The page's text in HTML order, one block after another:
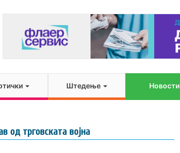
Штедење Новости
од трговската војна